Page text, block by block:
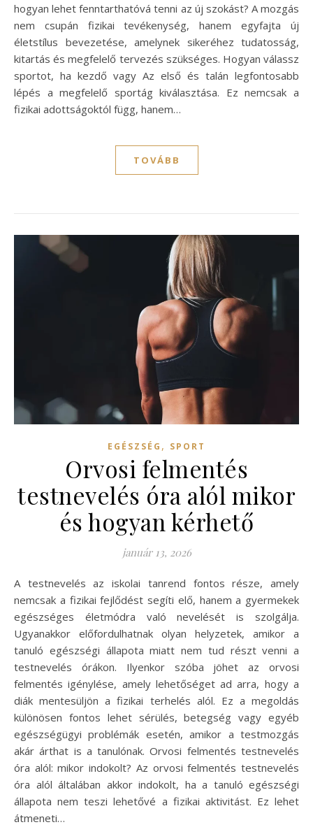
hogyan lehet fenntarthatóvá tenni az új szokást? A mozgás
nem csupán fizikai tevékenység, hanem egyfajta új
életstílus bevezetése, amelynek sikeréhez tudatosság,
kitartás és megfelelő tervezés szükséges. Hogyan válassz
sportot, ha kezdő vagy Az első és talán legfontosabb
lépés a megfelelő sportág kiválasztása. Ez nemcsak a
fizikai adottságoktól függ, hanem…
TOVÁBB
EGÉSZSÉG , SPORT
Orvosi felmentés
testnevelés óra alól mikor
és hogyan kérhető
január 13, 2026
A testnevelés az iskolai tanrend fontos része, amely
nemcsak a fizikai fejlődést segíti elő, hanem a gyermekek
egészséges életmódra való nevelését is szolgálja.
Ugyanakkor előfordulhatnak olyan helyzetek, amikor a
tanuló egészségi állapota miatt nem tud részt venni a
testnevelés órákon. Ilyenkor szóba jöhet az orvosi
felmentés igénylése, amely lehetőséget ad arra, hogy a
diák mentesüljön a fizikai terhelés alól. Ez a megoldás
különösen fontos lehet sérülés, betegség vagy egyéb
egészségügyi problémák esetén, amikor a testmozgás
akár árthat is a tanulónak. Orvosi felmentés testnevelés
óra alól: mikor indokolt? Az orvosi felmentés testnevelés
óra alól általában akkor indokolt, ha a tanuló egészségi
állapota nem teszi lehetővé a fizikai aktivitást. Ez lehet
átmeneti…